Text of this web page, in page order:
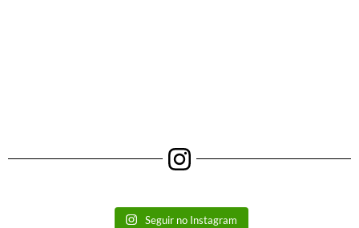
Seguir no Instagram